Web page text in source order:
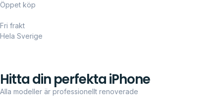
Öppet köp
Fri frakt
Hela Sverige
Hitta din perfekta iPhone
Alla modeller är professionellt renoverade